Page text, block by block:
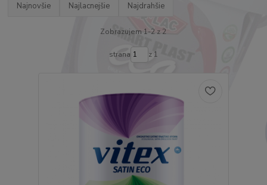
Najnovšie Najlacnejšie Najdrahšie
Zobrazujem 1-2 z 2
strana z 1